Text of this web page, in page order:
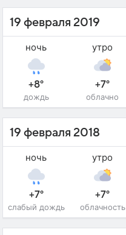
19 февраля 2019
ночь
+8°
дождь
утро
+7°
облачно
19 февраля 2018
ночь
+7°
слабый дождь
утро
+7°
облачность